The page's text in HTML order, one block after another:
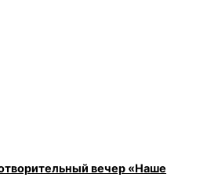
вечер «Наше